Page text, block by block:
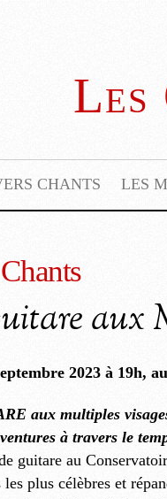
Les
CHANTS LES
aux
2023 à 19h,
aux multiples
à travers le
guitare au
plus célèbres et